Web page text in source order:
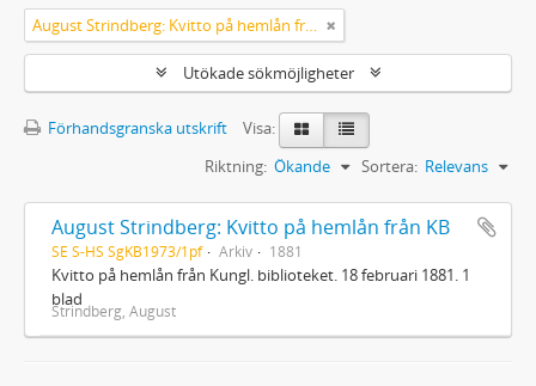
August Strindberg: Kvitto på hemlån från KB
Utökade sökmöjligheter
Förhandsgranska utskrift
Visa:
Sortera: Relevans
Riktning: Ökande
August Strindberg: Kvitto på hemlån från KB
SE S-HS SgKB1973/1pf Arkiv 1881
Kvitto på hemlån från Kungl. biblioteket. 18 februari 1881. 1
blad
Strindberg, August